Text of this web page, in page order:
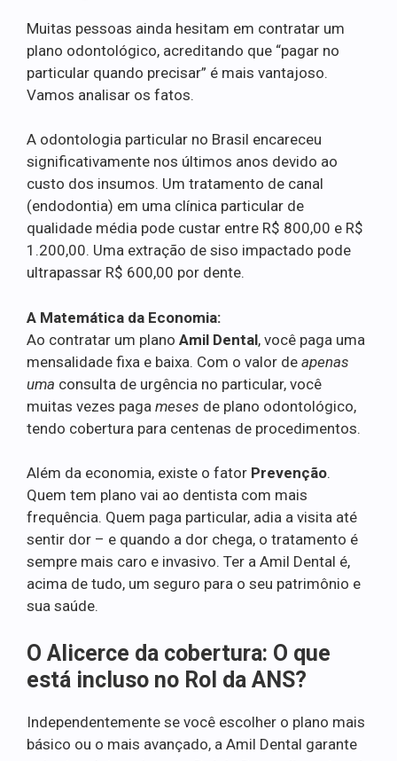
Muitas pessoas ainda hesitam em contratar um
plano odontológico, acreditando que “pagar no
particular quando precisar” é mais vantajoso.
Vamos analisar os fatos.
A odontologia particular no Brasil encareceu
significativamente nos últimos anos devido ao
custo dos insumos. Um tratamento de canal
(endodontia) em uma clínica particular de
qualidade média pode custar entre R$ 800,00 e R$
1.200,00. Uma extração de siso impactado pode
ultrapassar R$ 600,00 por dente.
A Matemática da Economia:
Ao contratar um plano Amil Dental, você paga uma
mensalidade fixa e baixa. Com o valor de apenas
uma consulta de urgência no particular, você
muitas vezes paga meses de plano odontológico,
tendo cobertura para centenas de procedimentos.
Além da economia, existe o fator Prevenção.
Quem tem plano vai ao dentista com mais
frequência. Quem paga particular, adia a visita até
sentir dor – e quando a dor chega, o tratamento é
sempre mais caro e invasivo. Ter a Amil Dental é,
acima de tudo, um seguro para o seu patrimônio e
sua saúde.
O Alicerce da cobertura: O que
está incluso no Rol da ANS?
Independentemente se você escolher o plano mais
básico ou o mais avançado, a Amil Dental garante